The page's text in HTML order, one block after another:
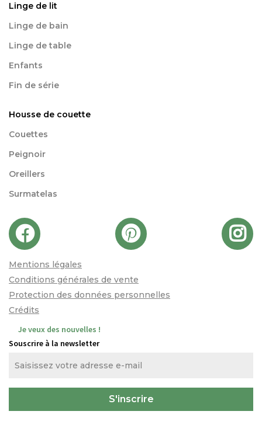
Linge de lit
Linge de bain
Linge de table
Enfants
Fin de série
Housse de couette
Couettes
Peignoir
Oreillers
Surmatelas
Mentions légales
Conditions générales de vente
Protection des données personnelles
Crédits
Je veux des nouvelles !
Souscrire à la newsletter